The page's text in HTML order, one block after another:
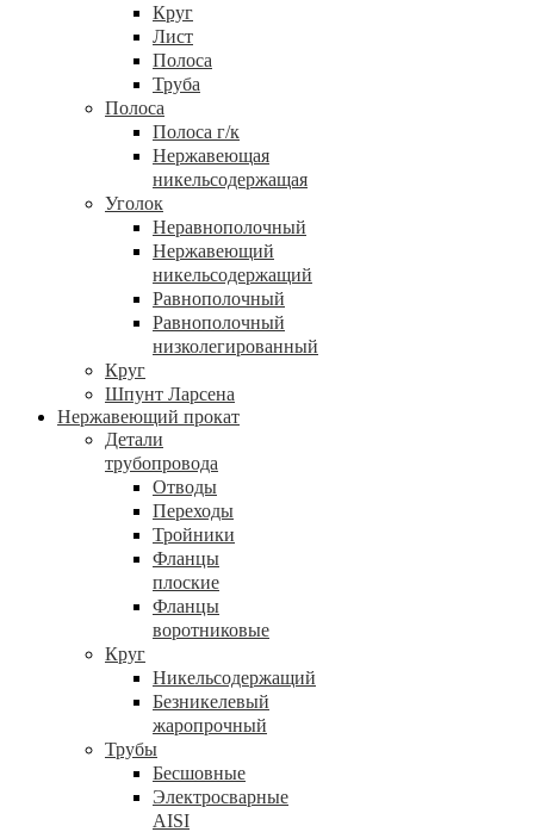
Круг
Лист
Полоса
Труба
Полоса
Полоса г/к
Нержавеющая
никельсодержащая
Уголок
Неравнополочный
Нержавеющий
никельсодержащий
Равнополочный
Равнополочный
низколегированный
Круг
Шпунт Ларсена
Нержавеющий прокат
Детали
трубопровода
Отводы
Переходы
Тройники
Фланцы
плоские
Фланцы
воротниковые
Круг
Никельсодержащий
Безникелевый
жаропрочный
Трубы
Бесшовные
Электросварные
AISI